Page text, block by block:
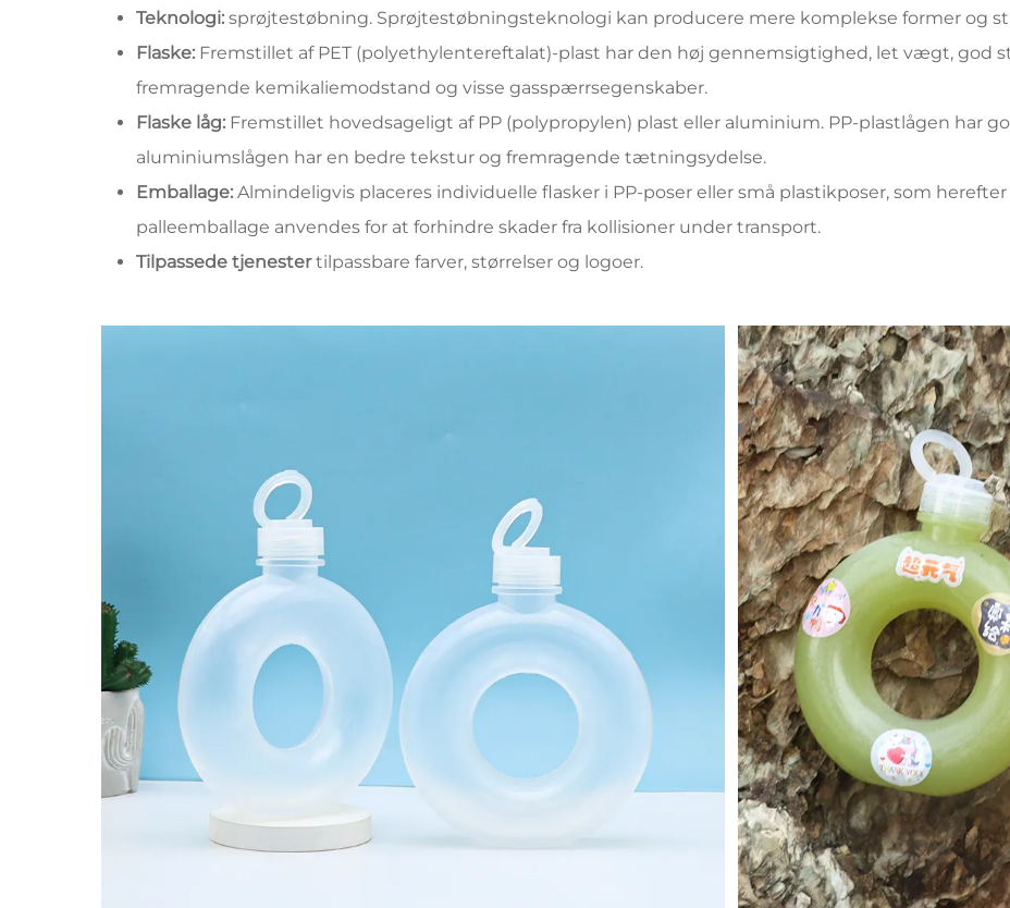
Teknologi: sprøjtestøbning. Sprøjtestøbningsteknologi kan producere mere komplekse former og
Flaske: Fremstillet af PET (polyethylentereftalat)-plast har den høj gennemsigtighed, let vægt, god
fremragende kemikaliemodstand og visse gasspærrsegenskaber.
Flaske låg: Fremstillet hovedsageligt af PP (polypropylen) plast eller aluminium. PP-plastlågen har
aluminiumslågen har en bedre tekstur og fremragende tætningsydelse.
Emballage: Almindeligvis placeres individuelle flasker i PP-poser eller små plastikposer, som
palleemballage anvendes for at forhindre skader fra kollisioner under transport.
Tilpassede tjenestertilpassbare farver, størrelser og logoer.